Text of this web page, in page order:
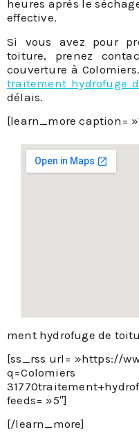
heures après le
effective.
Si vous avez pour
toiture, prenez
traitement hydrofuge
délais.
[learn_more caption=
ment hydrofuge de
[ss_rss url= »https://
q=Colomiers
feeds= »5″]
[/learn_more]